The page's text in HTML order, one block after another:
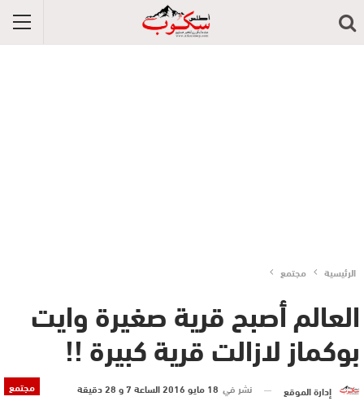
الرئيسية مجتمع
العالم أصبح قرية صغيرة وايت
بوكماز لازالت قرية كبيرة !!
مجتمع إدارة الموقع نشر في 18 مايو 2016 الساعة 7 و 28 دقيقة